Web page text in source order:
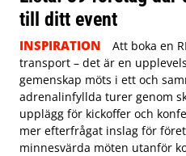
till ditt event
INSPIRATION
Att boka en
transport – det är en
gemenskap möts i ett och
adrenalinfyllda turer genom
upplägg för kickoffer och
mer efterfrågat inslag för
minnesvärda möten utanför